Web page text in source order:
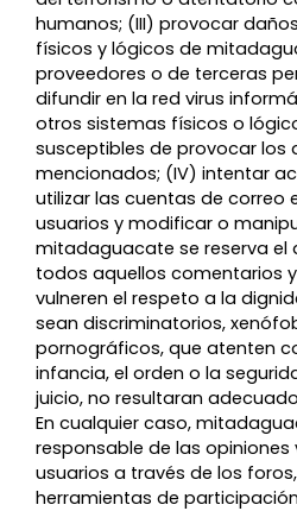
humanos; (III) provocar
físicos y lógicos de
proveedores o de terceras
difundir en la red virus
otros sistemas físicos o
susceptibles de provocar los
mencionados; (IV) intentar
utilizar las cuentas de correo
usuarios y modificar o
mitadaguacate se reserva el
todos aquellos comentarios
vulneren el respeto a la
sean discriminatorios,
pornográficos, que atenten
infancia, el orden o la
juicio, no resultaran
En cualquier caso,
responsable de las opiniones
usuarios a través de los
herramientas de